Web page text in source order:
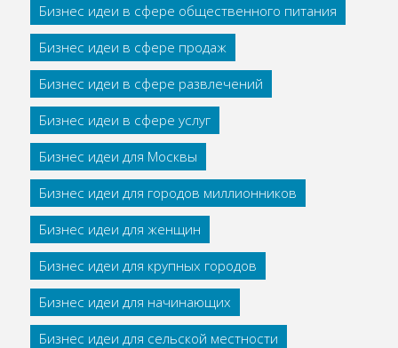
Бизнес идеи в сфере общественного питания
Бизнес идеи в сфере продаж
Бизнес идеи в сфере развлечений
Бизнес идеи в сфере услуг
Бизнес идеи для Москвы
Бизнес идеи для городов миллионников
Бизнес идеи для женщин
Бизнес идеи для крупных городов
Бизнес идеи для начинающих
Бизнес идеи для сельской местности